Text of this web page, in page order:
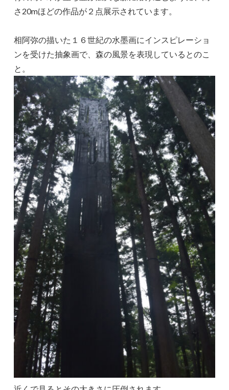
さ20mほどの作品が２点展示されています。
相阿弥の描いた１６世紀の水墨画にインスピレーショ
ンを受けた抽象画で、森の風景を表現しているとのこ
と。